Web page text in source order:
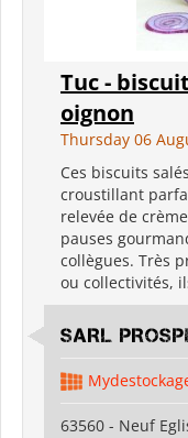
Tuc -
oignon
Thursday 06
Ces biscuits
croustillant
relevée de
pauses
collègues. Très
ou collectivités,
SARL
63560 - Neuf